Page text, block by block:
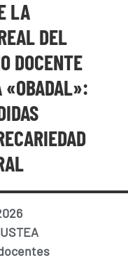
LA
DEL
DOCENTE
«OBADAL»: